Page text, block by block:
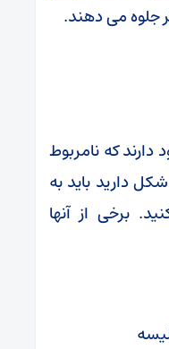
جلوه می دهند.
که نامربوط
دارید باید به
برخی از آنها